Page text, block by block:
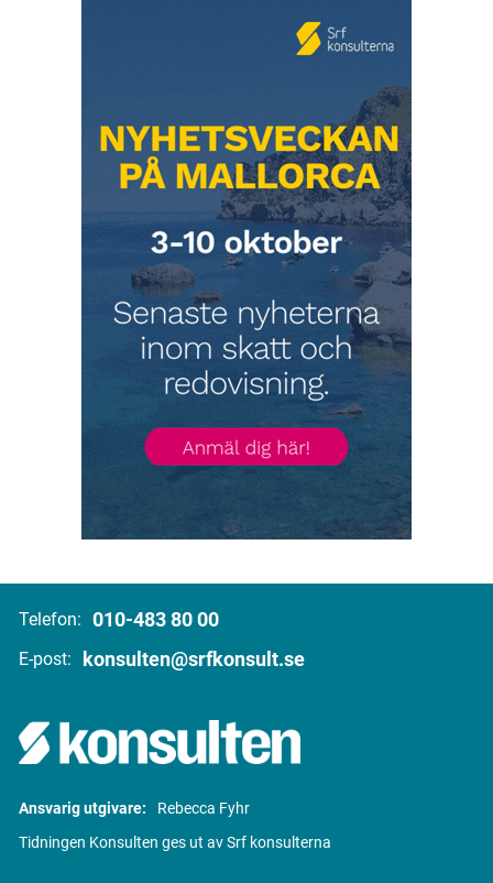
Telefon: 010-483 80 00
E-post: konsulten@srfkonsult.se
Ansvarig utgivare:
Rebecca Fyhr
Tidningen Konsulten ges ut av Srf konsulterna